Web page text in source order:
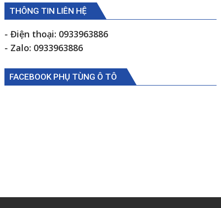
THÔNG TIN LIÊN HỆ
- Điện thoại: 0933963886
- Zalo: 0933963886
FACEBOOK PHỤ TÙNG Ô TÔ